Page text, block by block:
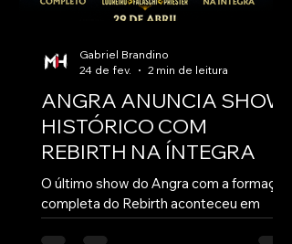
ANGRA ANUNCIA SHOW
HISTÓRICO COM
REBIRTH NA ÍNTEGRA
O último show do Angra com a formação
completa do Rebirth aconteceu em
2007, no encerramento da turnê de
Gabriel Brandino
24 de fev.
2 min de leitura